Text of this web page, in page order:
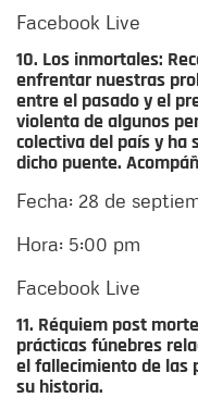
Facebook Live
10. Los inmortales:
enfrentar nuestras
entre el pasado y el
violenta de algunos
colectiva del país y ha
dicho puente.
Fecha: 28 de
Hora: 5:00 pm
Facebook Live
11. Réquiem post
prácticas fúnebres
el fallecimiento de las
su historia.